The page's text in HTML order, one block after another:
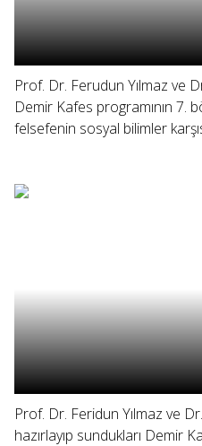
Prof. Dr. Ferudun Yılmaz ve
Demir Kafes programının 7.
felsefenin sosyal bilimler
Prof. Dr. Feridun Yılmaz ve
hazırlayıp sundukları Demir